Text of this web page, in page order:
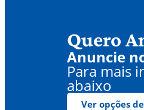
Quero
Anuncie
Para mais
abaixo
Ver opções